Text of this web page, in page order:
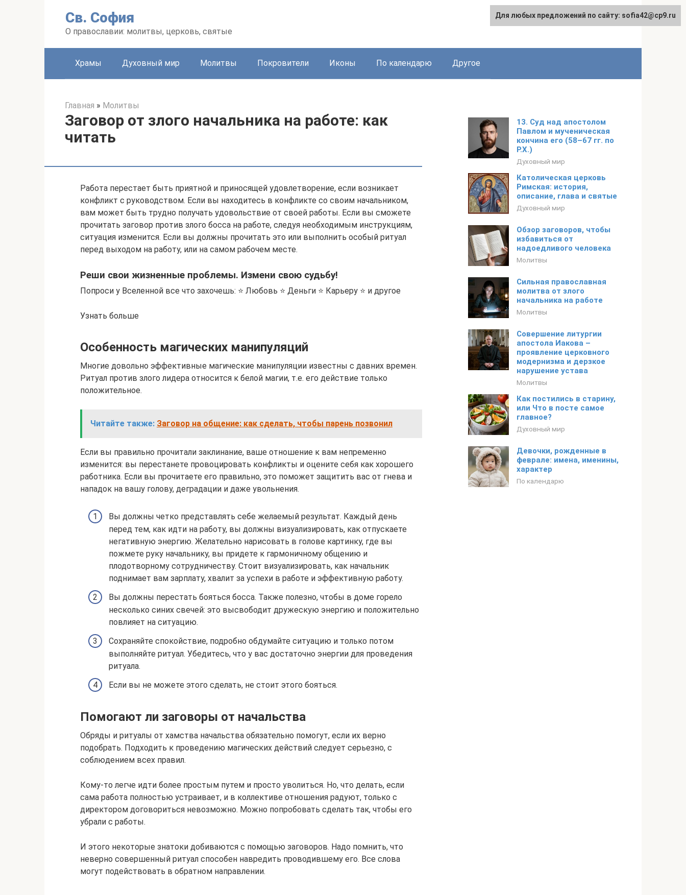
Св. София
О православии: молитвы, церковь, святые
Храмы Духовный мир Молитвы Покровители Иконы По календарю Другое
Главная » Молитвы
Заговор от злого начальника на работе: как
читать
Работа перестает быть приятной и приносящей удовлетворение, если возникает
конфликт с руководством. Если вы находитесь в конфликте со своим начальником,
вам может быть трудно получать удовольствие от своей работы. Если вы сможете
прочитать заговор против злого босса на работе, следуя необходимым инструкциям,
ситуация изменится. Если вы должны прочитать это или выполнить особый ритуал
перед выходом на работу, или на самом рабочем месте.
Реши свои жизненные проблемы. Измени свою судьбу!
Попроси у Вселенной все что захочешь: ⭐ Любовь ⭐ Деньги ⭐ Карьеру ⭐ и другое
Узнать больше
Особенность магических манипуляций
Многие довольно эффективные магические манипуляции известны с давних времен.
Ритуал против злого лидера относится к белой магии, т.е. его действие только
положительное.
Читайте также: Заговор на общение: как сделать, чтобы парень позвонил
Если вы правильно прочитали заклинание, ваше отношение к вам непременно
изменится: вы перестанете провоцировать конфликты и оцените себя как хорошего
работника. Если вы прочитаете его правильно, это поможет защитить вас от гнева и
нападок на вашу голову, деградации и даже увольнения.
Вы должны четко представлять себе желаемый результат. Каждый день
перед тем, как идти на работу, вы должны визуализировать, как отпускаете
негативную энергию. Желательно нарисовать в голове картинку, где вы
пожмете руку начальнику, вы придете к гармоничному общению и
плодотворному сотрудничеству. Стоит визуализировать, как начальник
поднимает вам зарплату, хвалит за успехи в работе и эффективную работу.
Вы должны перестать бояться босса. Также полезно, чтобы в доме горело
несколько синих свечей: это высвободит дружескую энергию и положительно
повлияет на ситуацию.
Сохраняйте спокойствие, подробно обдумайте ситуацию и только потом
выполняйте ритуал. Убедитесь, что у вас достаточно энергии для проведения
ритуала.
Если вы не можете этого сделать, не стоит этого бояться.
Помогают ли заговоры от начальства
Обряды и ритуалы от хамства начальства обязательно помогут, если их верно
подобрать. Подходить к проведению магических действий следует серьезно, с
соблюдением всех правил.
Кому-то легче идти более простым путем и просто уволиться. Но, что делать, если
сама работа полностью устраивает, и в коллективе отношения радуют, только с
директором договориться невозможно. Можно попробовать сделать так, чтобы его
убрали с работы.
И этого некоторые знатоки добиваются с помощью заговоров. Надо помнить, что
неверно совершенный ритуал способен навредить проводившему его. Все слова
могут подействовать в обратном направлении.
13. Суд над апостолом
Павлом и мученическая
кончина его (58–67 гг. по
Р.Х.)
Духовный мир
Католическая церковь
Римская: история,
описание, глава и святые
Духовный мир
Обзор заговоров, чтобы
избавиться от
надоедливого человека
Молитвы
Сильная православная
молитва от злого
начальника на работе
Молитвы
Совершение литургии
апостола Иакова –
проявление церковного
модернизма и дерзкое
нарушение устава
Молитвы
Как постились в старину,
или Что в посте самое
главное?
Духовный мир
Девочки, рожденные в
феврале: имена, именины,
характер
По календарю
Для любых предложений по сайту: sofia42@cp9.ru